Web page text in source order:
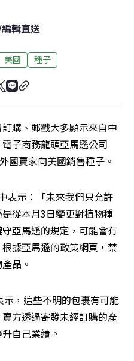
編輯直送
美國 種子
購、郵戳大多顯示來自中
子商務龍頭亞馬遜公司
國賣家向美國銷售種子。
表示：「未來我們只允許
從本月3日變更對植物種
亞馬遜的規定，可能會有
據亞馬遜的政策網頁，禁
品。
示，這些不明的包裹有可能
方透過寄發未經訂購的產
自己業績。